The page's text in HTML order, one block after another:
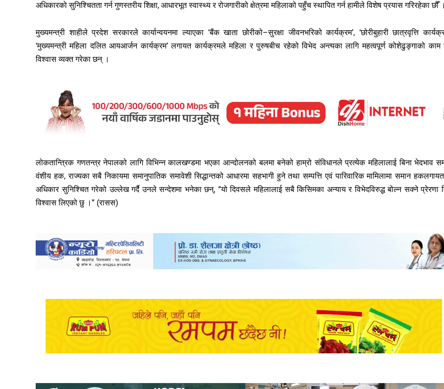
अधिकारको सुनिश्चितता गर्न गुणस्तरीय शिक्षा, आधारभूत स्वास्थ्य र रोजगारीको क्षेत्रमा महिलाको पहुँच स्थापित गर्न हामीले विशेष प्रयास गरिरहेका छौँ
मुख्यमन्त्री शाहीले प्रदेश सरकारले कार्यान्वयनमा ल्याएका ‘बैंक खाता छोरीको–सुरक्षा जीवनभरिको कार्यक्रम’, ‘छोरीबुहारी छात्रवृत्ति
‘मुख्यमन्त्री महिला दलित आयआर्जन कार्यक्रम’ लगायत कार्यक्रमले महिला र पुरुषबीच रहेको विभेद अन्त्यका लागि महत्वपूर्ण कोशेढुङ्गाको काम
विश्वास व्यक्त गरेका छन् ।
लोकतान्त्रिक गणतन्त्र नेपालको लागि विभिन्न कालखण्डमा भएका आन्दोलनको बलमा बनेको हाम्रो संविधानले प्रत्येक महिलालाई बिना भेदभाव
वंशीय हक, राज्यका सबै निकायमा समानुपातिक समावेशी सिद्धान्तको आधारमा सहभागी हुने तथा सम्पत्ति एवं पारिवारिक मामिलामा समान
अधिकार सुनिश्चित गरेको उल्लेख गर्दै उनले सन्देशमा भनेका छन्, “यो दिवसले महिलालाई सबै किसिमका अन्याय र विभेदविरुद्ध बोल्न सक्ने प्रेरणा
विश्वास लिएको छु ।” (रासस)